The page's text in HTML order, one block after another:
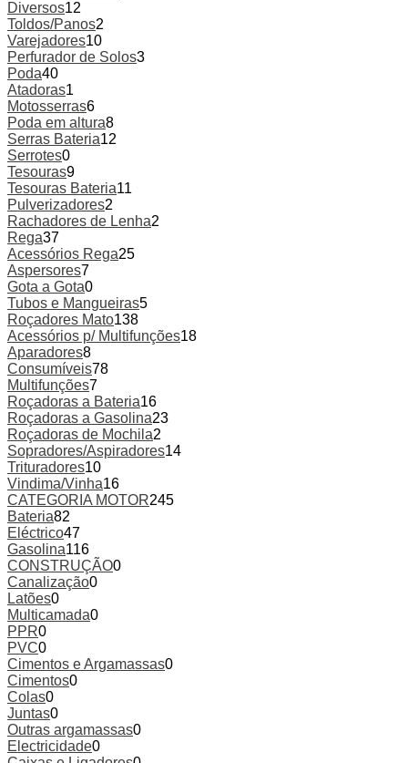
Diversos12
Toldos/Panos2
Varejadores10
Perfurador de Solos3
Poda40
Atadoras1
Motosserras6
Poda em altura8
Serras Bateria12
Serrotes0
Tesouras9
Tesouras Bateria11
Pulverizadores2
Rachadores de Lenha2
Rega37
Acessórios Rega25
Aspersores7
Gota a Gota0
Tubos e Mangueiras5
Roçadores Mato138
Acessórios p/ Multifunções18
Aparadores8
Consumíveis78
Multifunções7
Roçadoras a Bateria16
Roçadoras a Gasolina23
Roçadoras de Mochila2
Sopradores/Aspiradores14
Trituradores10
Vindima/Vinha16
CATEGORIA MOTOR245
Bateria82
Eléctrico47
Gasolina116
CONSTRUÇÃO0
Canalização0
Latões0
Multicamada0
PPR0
PVC0
Cimentos e Argamassas0
Cimentos0
Colas0
Juntas0
Outras argamassas0
Electricidade0